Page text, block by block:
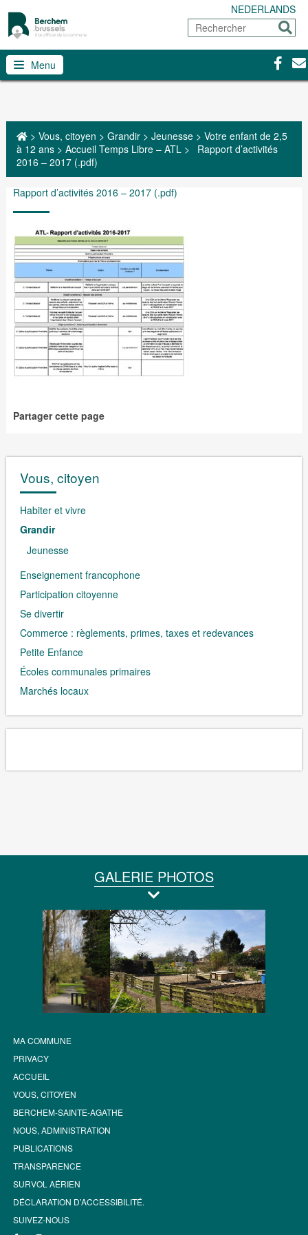
NEDERLANDS
Rechercher
Menu
> Vous, citoyen > Grandir> Jeunesse> Votre enfant de 2,5
à 12 ans> Accueil Temps Libre – ATL>
Rapport d’activités
2016 – 2017 (.pdf)
Rapport d’activités 2016 – 2017 (.pdf)
Partager cette page
Vous, citoyen
Habiter et vivre
Grandir
Jeunesse
Enseignement francophone
Participation citoyenne
Se divertir
Commerce : règlements, primes, taxes et redevances
Petite Enfance
Écoles communales primaires
Marchés locaux
GALERIE PHOTOS
MA COMMUNE
PRIVACY
ACCUEIL
VOUS, CITOYEN
BERCHEM-SAINTE-AGATHE
NOUS, ADMINISTRATION
PUBLICATIONS
TRANSPARENCE
SURVOL AÉRIEN
DÉCLARATION D’ACCESSIBILITÉ.
SUIVEZ-NOUS